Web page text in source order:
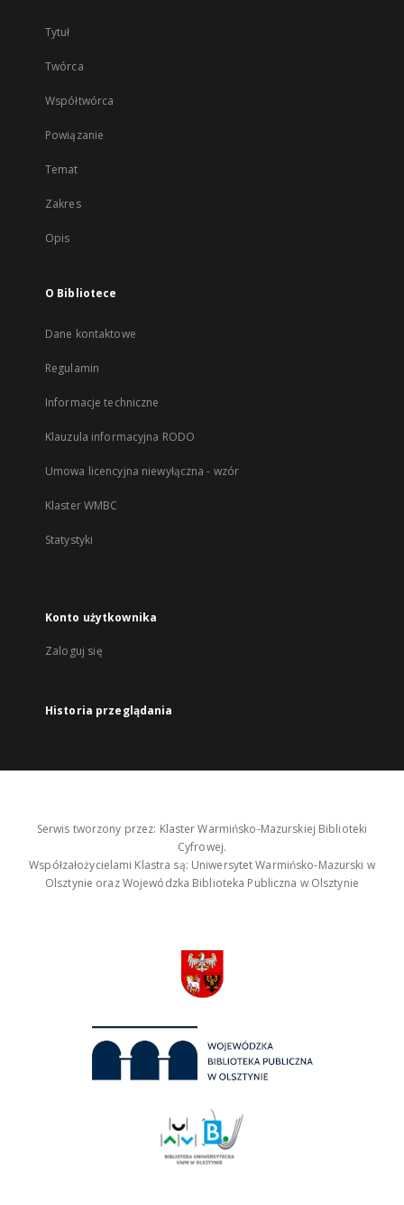
Tytuł
Twórca
Współtwórca
Powiązanie
Temat
Zakres
Opis
O Bibliotece
Dane kontaktowe
Regulamin
Informacje techniczne
Klauzula informacyjna RODO
Umowa licencyjna niewyłączna - wzór
Klaster WMBC
Statystyki
Konto użytkownika
Zaloguj się
Historia przeglądania
Serwis tworzony przez: Klaster Warmińsko-Mazurskiej Biblioteki
Cyfrowej.
Współzałożycielami Klastra są: Uniwersytet Warmińsko-Mazurski w
Olsztynie oraz Wojewódzka Biblioteka Publiczna w Olsztynie